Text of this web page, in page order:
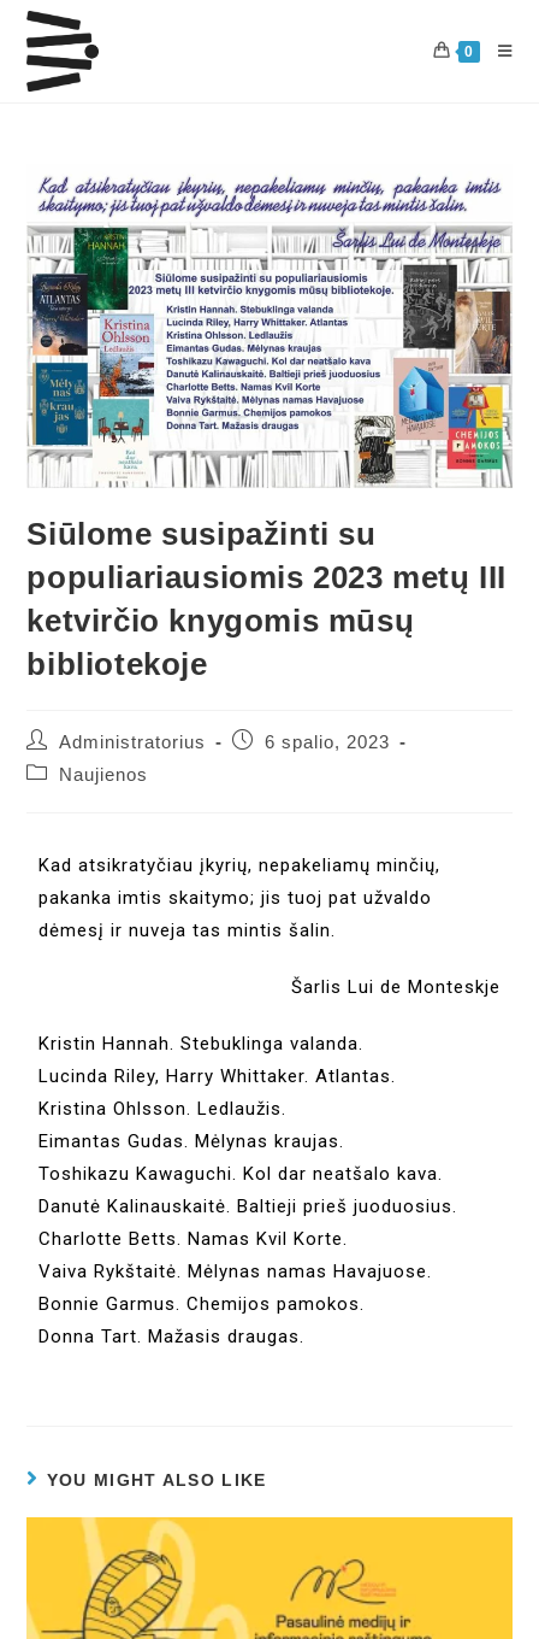
0
Siūlome susipažinti su
populiariausiomis 2023 metų III
ketvirčio knygomis mūsų
bibliotekoje
Administratorius
6 spalio, 2023
Naujienos
Kad atsikratyčiau įkyrių, nepakeliamų minčių,
pakanka imtis skaitymo; jis tuoj pat užvaldo
dėmesį ir nuveja tas mintis šalin.
Šarlis Lui de Monteskje
Kristin Hannah. Stebuklinga valanda.
Lucinda Riley, Harry Whittaker. Atlantas.
Kristina Ohlsson. Ledlaužis.
Eimantas Gudas. Mėlynas kraujas.
Toshikazu Kawaguchi. Kol dar neatšalo kava.
Danutė Kalinauskaitė. Baltieji prieš juoduosius.
Charlotte Betts. Namas Kvil Korte.
Vaiva Rykštaitė. Mėlynas namas Havajuose.
Bonnie Garmus. Chemijos pamokos.
Donna Tart. Mažasis draugas.
YOU MIGHT ALSO LIKE